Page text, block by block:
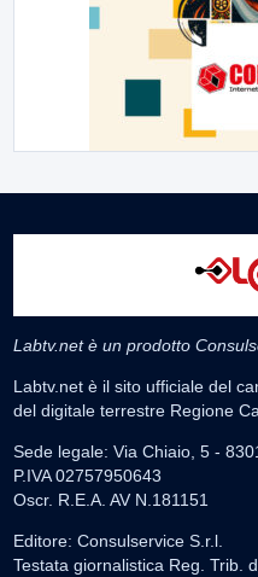
Labtv.net è un prodotto
Labtv.net è il sito ufficiale del
del digitale terrestre Regione
Sede legale: Via Chiaio, 5 -
P.IVA 02757950643
Oscr. R.E.A. AV N.181151
Editore: Consulservice S.r.l.
Testata giornalistica Reg. Trib.